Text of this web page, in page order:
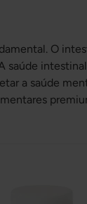
O
a saúde